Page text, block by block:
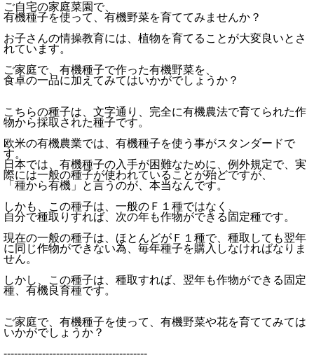
ご自宅の家庭菜園で、
有機種子を使って、有機野菜を育ててみませんか？
お子さんの情操教育には、植物を育てることが大変良いとさ
れています。
ご家庭で、有機種子で作った有機野菜を、
食卓の一品に加えてみてはいかがでしょうか？
こちらの種子は、文字通り、完全に有機農法で育てられた作
物から採取された種子です。
欧米の有機農業では、有機種子を使う事がスタンダードで
す。
日本では、有機種子の入手が困難なために、例外規定で、実
際には一般の種子が使われていることが殆どですが、
「種から有機」と言うのが、本当なんです。
しかも、この種子は、一般のＦ１種ではなく、
自分で種取りすれば、次の年も作物ができる固定種です。
現在の一般の種子は、ほとんどがＦ１種で、種取しても翌年
に同じ作物ができない為、毎年種子を購入しなければなりま
せん。
しかし、この種子は、種取すれば、翌年も作物ができる固定
種、有機良育種です。
ご家庭で、有機種子を使って、有機野菜や花を育ててみては
いかがでしょうか？
-----------------------------------------